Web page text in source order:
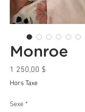
Monroe
1 250,00 $
Hors Taxe
Sexe *